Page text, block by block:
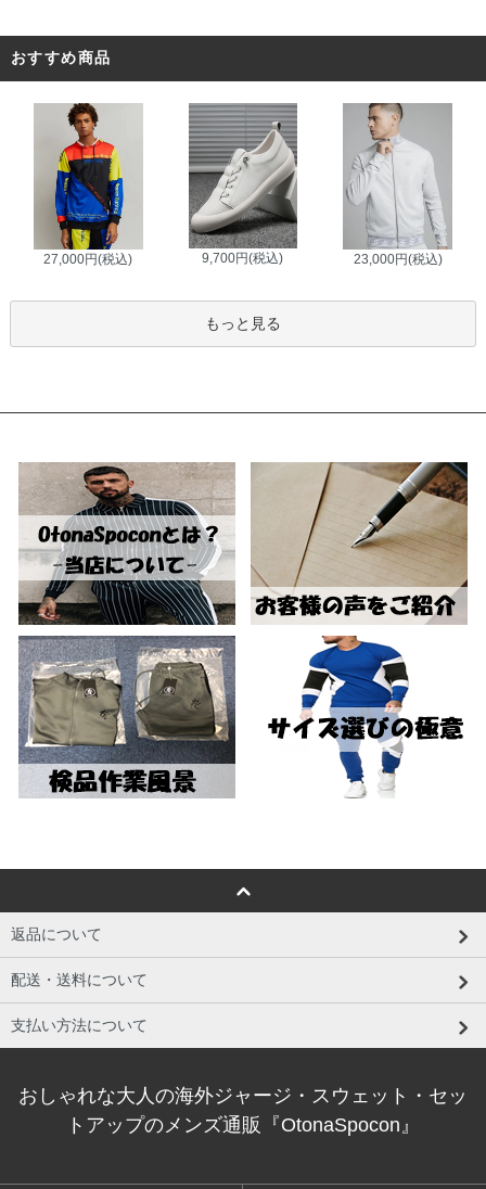
おすすめ商品
27,000円(税込) 9,700円(税込) 23,000円(税込)
もっと見る
返品について
配送・送料について
支払い方法について
おしゃれな大人の海外ジャージ・スウェット・セッ
トアップのメンズ通販『OtonaSpocon』